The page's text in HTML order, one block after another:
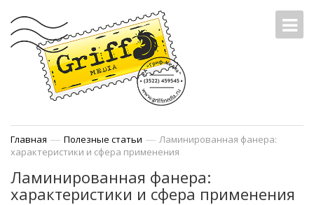
Главная — Полезные статьи — Ламинированная фанера:
характеристики и сфера применения
Ламинированная фанера:
характеристики и сфера применения